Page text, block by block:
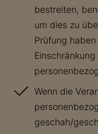
bestreiten,
um dies zu
Prüfung
Wenn die
geschah/